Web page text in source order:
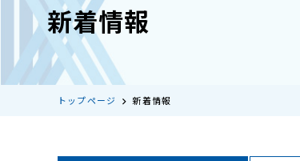
新着情報
トップページ 新着情報